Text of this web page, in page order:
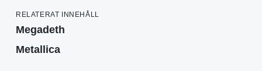
RELATERAT INNEHÅLL
Megadeth
Metallica